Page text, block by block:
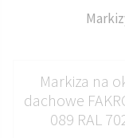
Markiza na
dachowe
089 RAL